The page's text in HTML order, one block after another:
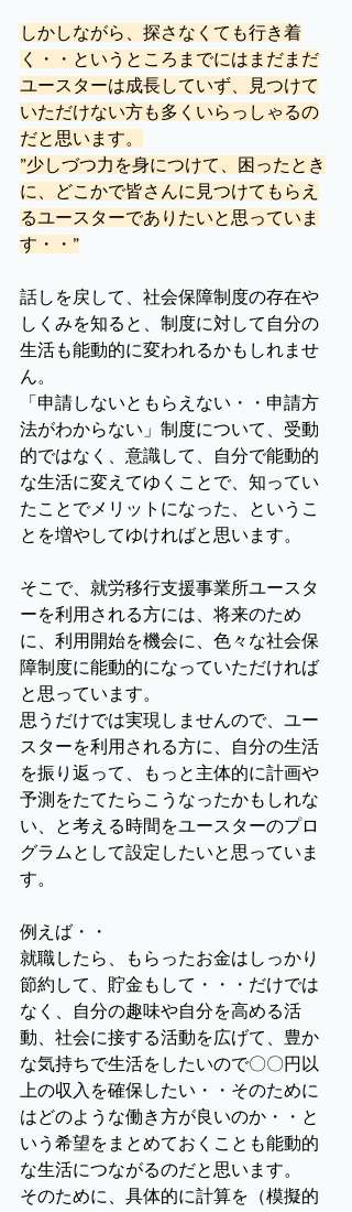
しかしながら、探さなくても行き着
く・・というところまでにはまだまだ
ユースターは成長していず、見つけて
いただけない方も多くいらっしゃるの
だと思います。
”少しづつ力を身につけて、困ったとき
に、どこかで皆さんに見つけてもらえ
るユースターでありたいと思っていま
す・・”
話しを戻して、社会保障制度の存在や
しくみを知ると、制度に対して自分の
生活も能動的に変われるかもしれませ
ん。
「申請しないともらえない・・申請方
法がわからない」制度について、受動
的ではなく、意識して、自分で能動的
な生活に変えてゆくことで、知ってい
たことでメリットになった、というこ
とを増やしてゆければと思います。
そこで、就労移行支援事業所ユースタ
ーを利用される方には、将来のため
に、利用開始を機会に、色々な社会保
障制度に能動的になっていただければ
と思っています。
思うだけでは実現しませんので、ユー
スターを利用される方に、自分の生活
を振り返って、もっと主体的に計画や
予測をたてたらこうなったかもしれな
い、と考える時間をユースターのプロ
グラムとして設定したいと思っていま
す。
例えば・・
就職したら、もらったお金はしっかり
節約して、貯金もして・・・だけでは
なく、自分の趣味や自分を高める活
動、社会に接する活動を広げて、豊か
な気持ちで生活をしたいので〇〇円以
上の収入を確保したい・・そのために
はどのような働き方が良いのか・・と
いう希望をまとめておくことも能動的
な生活につながるのだと思います。
そのために、具体的に計算を（模擬的